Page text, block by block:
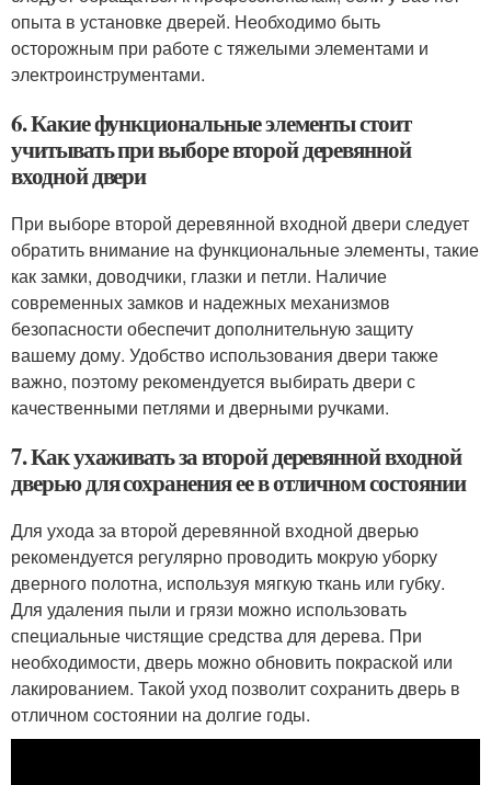
опыта в установке дверей. Необходимо быть
осторожным при работе с тяжелыми элементами и
электроинструментами.
6. Какие функциональные элементы стоит
учитывать при выборе второй деревянной
входной двери
При выборе второй деревянной входной двери следует
обратить внимание на функциональные элементы, такие
как замки, доводчики, глазки и петли. Наличие
современных замков и надежных механизмов
безопасности обеспечит дополнительную защиту
вашему дому. Удобство использования двери также
важно, поэтому рекомендуется выбирать двери с
качественными петлями и дверными ручками.
7. Как ухаживать за второй деревянной входной
дверью для сохранения ее в отличном состоянии
Для ухода за второй деревянной входной дверью
рекомендуется регулярно проводить мокрую уборку
дверного полотна, используя мягкую ткань или губку.
Для удаления пыли и грязи можно использовать
специальные чистящие средства для дерева. При
необходимости, дверь можно обновить покраской или
лакированием. Такой уход позволит сохранить дверь в
отличном состоянии на долгие годы.